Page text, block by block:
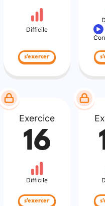
Difficile
s'exercer
Exercice
16
Difficile
s'exercer